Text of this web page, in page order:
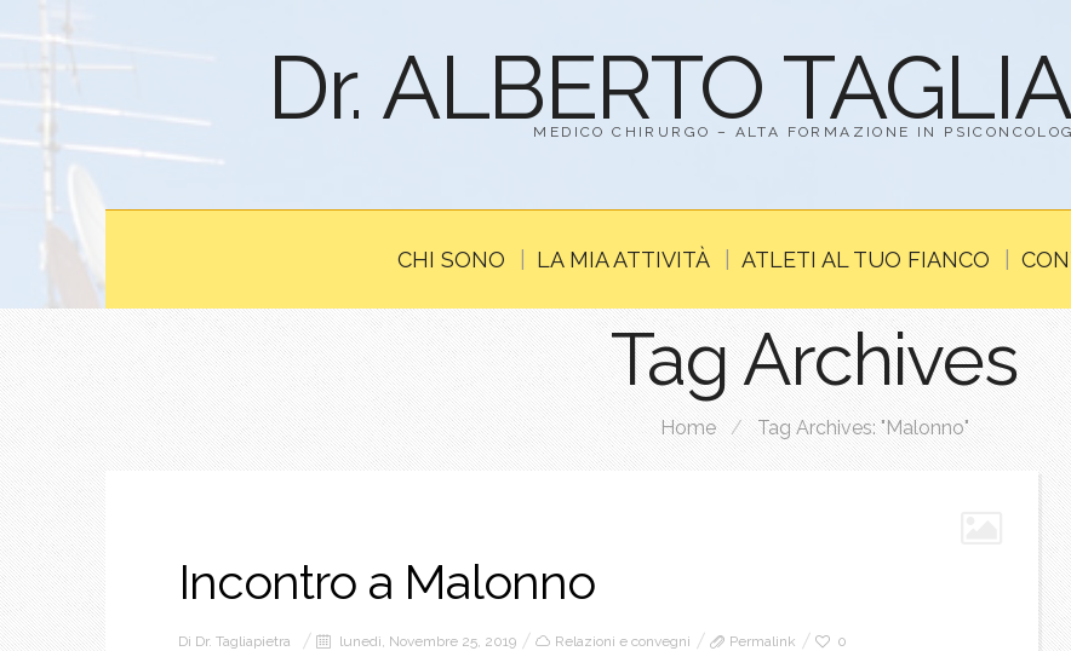
Dr. ALBERTO
MEDICO CHIRURGO – ALTA FORMAZIONE IN
CHI SONO LA MIA ATTIVITÀ ATLETI AL TUO FIANCO
Tag Archives
Home / Tag Archives: "Malonno"
Incontro a Malonno
Di Dr. Tagliapietra lunedì, Novembre 25, 2019 Relazioni e convegni Permalink 0